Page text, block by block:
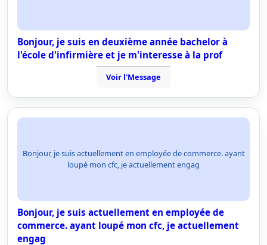
Bonjour, je suis en deuxième année bachelor à
l'école d'infirmière et je m'interesse à la prof
Voir l'Message
Bonjour, je suis actuellement en employée de commerce. ayant
loupé mon cfc, je actuellement engag
Bonjour, je suis actuellement en employée de
commerce. ayant loupé mon cfc, je actuellement
engag